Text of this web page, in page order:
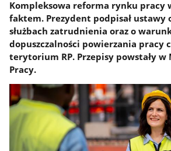
Kompleksowa reforma rynku pracy
faktem. Prezydent podpisał ustawy
służbach zatrudnienia oraz o
dopuszczalności powierzania pracy
terytorium RP. Przepisy powstały
Pracy.